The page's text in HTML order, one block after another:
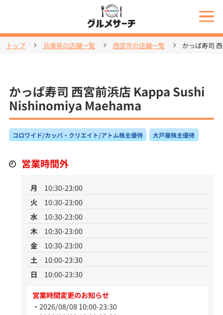
トップ 兵庫県の店舗一覧 西宮市の店舗一覧 かっぱ寿司
かっぱ寿司 西宮前浜店 Kappa Sushi
Nishinomiya Maehama
コロワイド/カッパ・クリエイト/アトム株主優待 大戸屋株主優待
営業時間外
月
10:30-23:00
火
10:30-23:00
水
10:30-23:00
木
10:30-23:00
金
10:30-23:00
土
10:00-23:30
日
10:00-23:30
営業時間変更のお知らせ
2026/08/08 10:00-23:30